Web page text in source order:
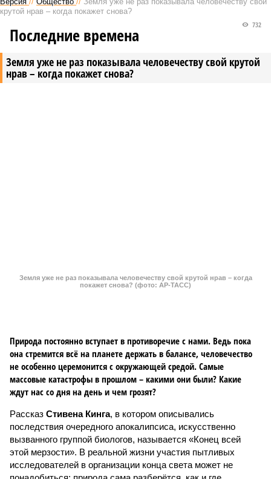
крутой нрав – когда покажет снова?
Земля уже не раз показывала человечеству свой крутой
нрав – когда покажет снова?
732
Последние времена
вызванного группой биологов, называется «Конец всей
(фото: en.wikipedia.org)
Да, наша любимая маленькая планета может быть
полноценная жизнь, но Земля также регулярно пытается
эту жизнь уничтожить. Так уж вышло, что внутренние
процессы на планете включают в себя всевозможные
геологические, метеорологические и физические явления,
которые для человека довольно опасны. Или попросту